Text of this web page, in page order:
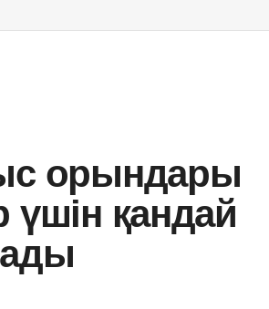
орындары
үшін қандай